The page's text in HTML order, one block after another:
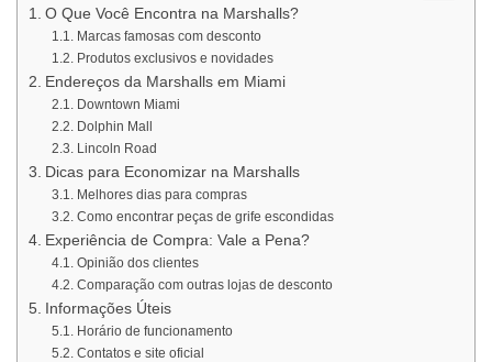
O Que Você Encontra na Marshalls?
Marcas famosas com desconto
Produtos exclusivos e novidades
Endereços da Marshalls em Miami
Downtown Miami
Dolphin Mall
Lincoln Road
Dicas para Economizar na Marshalls
Melhores dias para compras
Como encontrar peças de grife escondidas
Experiência de Compra: Vale a Pena?
Opinião dos clientes
Comparação com outras lojas de desconto
Informações Úteis
Horário de funcionamento
Contatos e site oficial